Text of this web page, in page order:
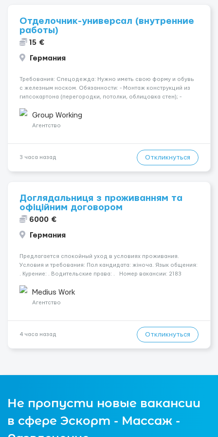
Отделочник-универсал (внутренние
работы)
15 €
Германия
Требования: Спецодежда: Нужно иметь свою форму и обувь
с железным носком. Обязанности: - Монтаж конструкций из
гипсокартона (перегородки, потолки, облицовка стен); -
малярных работ (шпатлевка, грунтовка, покраска); -
Штукатурные работы ...
Group Working
Агентство
3 часа назад Откликнуться
Доглядальниця з проживанням та
офіційним договором
6000 €
Германия
Предлагается спокойный уход в условиях проживания.
Условия и требования: Пол кандидата: жіноча. Язык общения:
. Курение: . Водительские права: . Номер вакансии: 2183
Укр...Medius Work
Агентство
4 часа назад Откликнуться
Не пропусти новые вакансии
в сфере Эскорт - Массаж -